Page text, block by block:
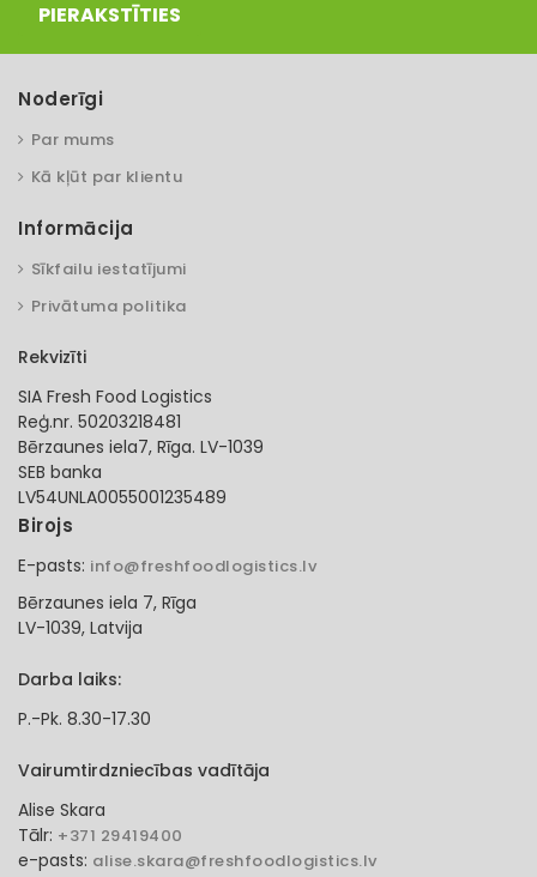
PIERAKSTĪTIES
Noderīgi
Par mums
Kā kļūt par klientu
Informācija
Sīkfailu iestatījumi
Privātuma politika
Rekvizīti
SIA Fresh Food Logistics
Reģ.nr. 50203218481
Bērzaunes iela7, Rīga. LV-1039
SEB banka
LV54UNLA0055001235489
Birojs
E-pasts: info@freshfoodlogistics.lv
Bērzaunes iela 7, Rīga
LV-1039, Latvija
Darba laiks:
P.-Pk. 8.30-17.30
Vairumtirdzniecības vadītāja
Alise Skara
Tālr: +371 29419400
e-pasts: alise.skara@freshfoodlogistics.lv